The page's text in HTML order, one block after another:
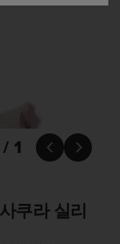
1  
쿠라 실리